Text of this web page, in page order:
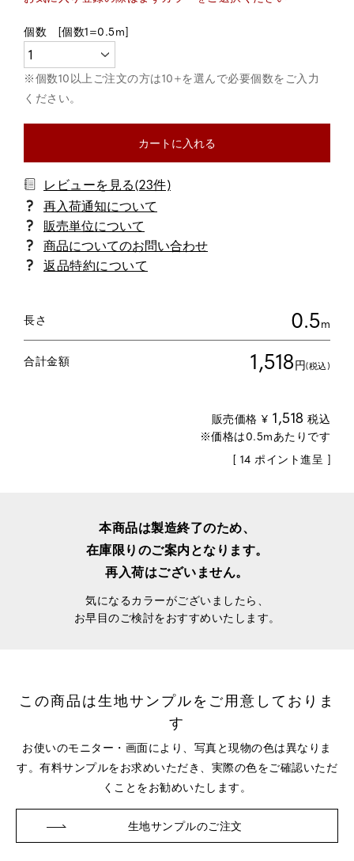
カートに入れる
レビューを見る(23件)
商品についてのお問い合わせ
返品特約について
長さ 0.5m
合計金額 1,518円(税込)
販売価格 ¥ 1,518 税込
[ 14 ポイント進呈 ]
本商品は製造終了のため、
在庫限りのご案内となります。
再入荷はございません。
気になるカラーがございましたら、
お早目のご検討をおすすめいたします。
この商品は生地サンプルをご用意しておりま
す
お使いのモニター・画面により、写真と現物の色は異なりま
す。 有料サンプルをお求めいただき、実際の色をご確認いただ
くことをお勧めいたします。
生地サンプルのご注文